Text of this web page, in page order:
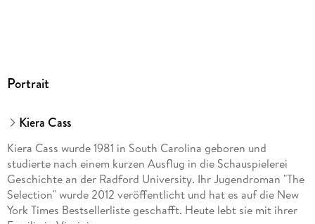
Portrait
Kiera Cass
Kiera Cass wurde 1981 in South Carolina geboren und
studierte nach einem kurzen Ausflug in die Schauspielerei
Geschichte an der Radford University. Ihr Jugendroman "The
Selection" wurde 2012 veröffentlicht und hat es auf die New
York Times Bestsellerliste geschafft. Heute lebt sie mit ihrer